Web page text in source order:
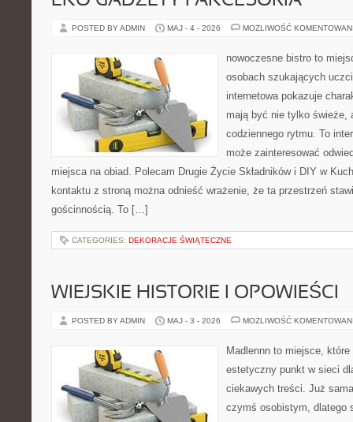
POSTED BY ADMIN MAJ - 4 - 2026 MOŻLIWOŚĆ
nowoczesne bistro to
osobach szukających
internetowa pokazuje
mają być nie tylko świeże,
codziennego rytmu. To
może zainteresować
miejsca na obiad. Polecam Drugie Życie Składników i DIY w
kontaktu z stroną można odnieść wrażenie, że ta przestrzeń
gościnnością. To […]
CATEGORIES: DEKORACJE ŚWIĄTECZNE
WIEJSKIE HISTORIE I OPOWIEŚCI
POSTED BY ADMIN MAJ - 3 - 2026 MOŻLIWOŚĆ
Madlennn to miejsce,
estetyczny punkt w sieci
ciekawych treści. Już
czymś osobistym, dlatego